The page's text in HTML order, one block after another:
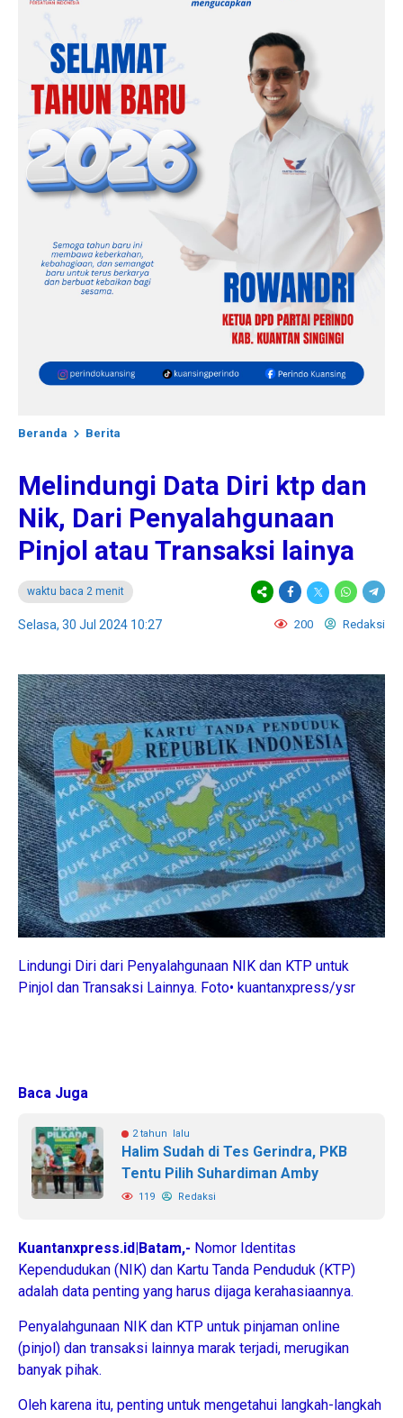
Beranda Berita
Melindungi Data Diri ktp dan
Nik, Dari Penyalahgunaan
Pinjol atau Transaksi lainya
waktu baca 2 menit
Selasa, 30 Jul 2024 10:27 200 Redaksi
Lindungi Diri dari Penyalahgunaan NIK dan KTP untuk
Pinjol dan Transaksi Lainnya. Foto• kuantanxpress/ysr
Baca Juga
2 tahun lalu
Halim Sudah di Tes Gerindra, PKB
Tentu Pilih Suhardiman Amby
119 Redaksi
Kuantanxpress.id|Batam,- Nomor Identitas
Kependudukan (NIK) dan Kartu Tanda Penduduk (KTP)
adalah data penting yang harus dijaga kerahasiaannya.
Penyalahgunaan NIK dan KTP untuk pinjaman online
(pinjol) dan transaksi lainnya marak terjadi, merugikan
banyak pihak.
Oleh karena itu, penting untuk mengetahui langkah-langkah